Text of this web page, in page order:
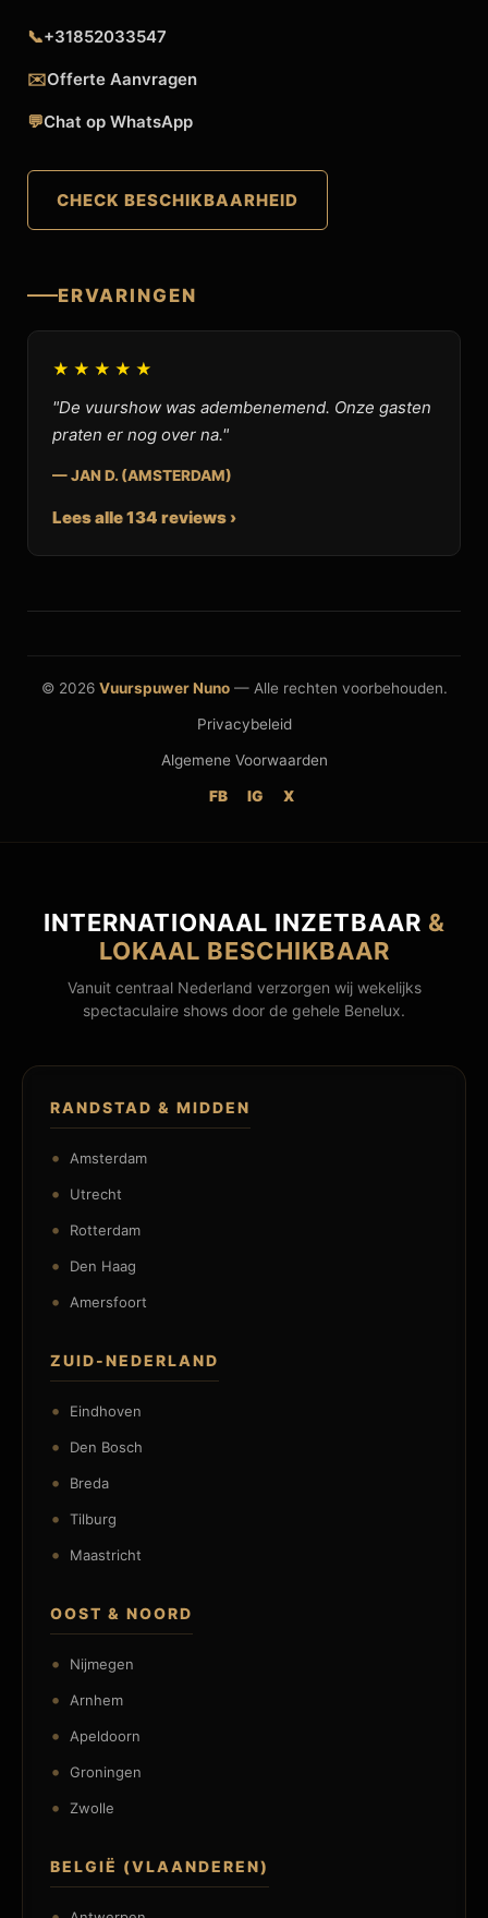
📞+31852033547
✉️Offerte Aanvragen
💬Chat op WhatsApp
CHECK BESCHIKBAARHEID
ERVARINGEN
★★★★★
"De vuurshow was adembenemend. Onze gasten
praten er nog over na."
— JAN D. (AMSTERDAM)
Lees alle 134 reviews ›
© 2026 Vuurspuwer Nuno— Alle rechten voorbehouden.
Privacybeleid
Algemene Voorwaarden
FB IG X
INTERNATIONAAL INZETBAAR &
LOKAAL BESCHIKBAAR
Vanuit centraal Nederland verzorgen wij wekelijks
spectaculaire shows door de gehele Benelux.
RANDSTAD & MIDDEN
Amsterdam
Utrecht
Rotterdam
Den Haag
Amersfoort
ZUID-NEDERLAND
Eindhoven
Den Bosch
Breda
Tilburg
Maastricht
OOST & NOORD
Nijmegen
Arnhem
Apeldoorn
Groningen
Zwolle
BELGIË (VLAANDEREN)